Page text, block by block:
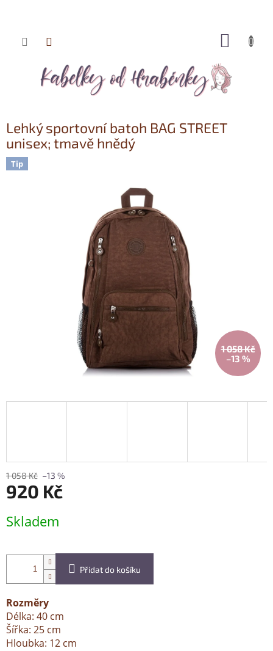
Přejít
Lehký sportovní batoh BAG STREET
unisex; tmavě hnědý
Tip
1 058 Kč
–13 %
1 058 Kč –13 %
920 Kč
cena:
Skladem
Přidat do košíku
Rozměry
Délka: 40 cm
Šířka: 25 cm
Hloubka: 12 cm